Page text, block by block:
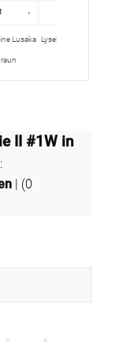
Lusaka Lysel - Schiebegardine
II #1W in
| (0